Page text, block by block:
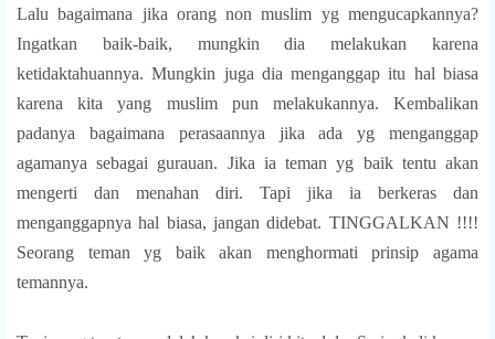
Lalu bagaimana jika orang non muslim yg mengucapkannya?
Ingatkan baik-baik, mungkin dia melakukan karena
ketidaktahuannya. Mungkin juga dia menganggap itu hal biasa
karena kita yang muslim pun melakukannya. Kembalikan
padanya bagaimana perasaannya jika ada yg menganggap
agamanya sebagai gurauan. Jika ia teman yg baik tentu akan
mengerti dan menahan diri. Tapi jika ia berkeras dan
menganggapnya hal biasa, jangan didebat. TINGGALKAN !!!!
Seorang teman yg baik akan menghormati prinsip agama
temannya.